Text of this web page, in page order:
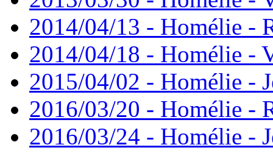
2014/04/13 - Homélie -
2014/04/18 - Homélie -
2015/04/02 - Homélie -
2016/03/20 - Homélie -
2016/03/24 - Homélie -